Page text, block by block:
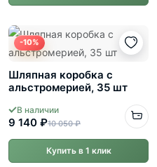
-10%
Шляпная коробка с
альстромерией, 35 шт
В наличии
9 140 ₽10 050 ₽
Купить в 1 клик